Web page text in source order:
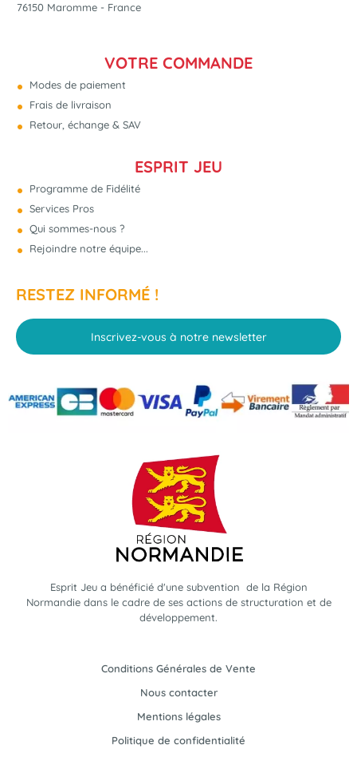
76150 Maromme - France
VOTRE COMMANDE
Modes de paiement
Frais de livraison
Retour, échange & SAV
ESPRIT JEU
Programme de Fidélité
Services Pros
Qui sommes-nous ?
Rejoindre notre équipe...
RESTEZ INFORMÉ !
Inscrivez-vous à notre newsletter
Esprit Jeu a bénéficié d'une subvention de la Région
Normandie dans le cadre de ses actions de structuration et de
développement.
Conditions Générales de Vente
Nous contacter
Mentions légales
Politique de confidentialité